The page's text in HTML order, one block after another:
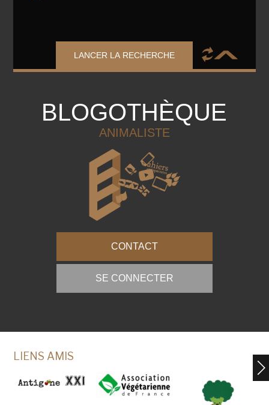
LANCER LA RECHERCHE
BLOGOTHÈQUE
ANIMALISTE
CONTACT
SE CONNECTER
LIENS AMIS